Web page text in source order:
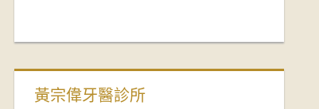
黃宗偉牙醫診所